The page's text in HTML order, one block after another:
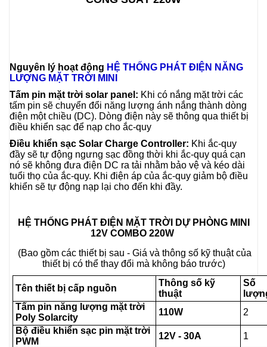
Nguyên lý hoạt động HỆ THỐNG PHÁT ĐIỆN NĂNG
LƯỢNG MẶT TRỜI MINI
Tấm pin mặt trời solar panel: Khi có nắng mặt trời các
tấm pin sẽ chuyển đổi năng lượng ánh nắng thành dòng
điện một chiều (DC). Dòng điện này sẽ thông qua thiết bị
điều khiển sạc để nạp cho ắc-quy
Điều khiển sạc Solar Charge Controller: Khi ắc-quy
đầy sẽ tự động ngưng sạc đồng thời khi ắc-quy quá cạn
nó sẽ không đưa điện DC ra tải nhằm bảo vệ và kéo dài
tuổi thọ của ắc-quy. Khi điện áp của ắc-quy giảm bộ điều
khiển sẽ tự động nạp lại cho đến khi đầy.
HỆ THỐNG PHÁT ĐIỆN MẶT TRỜI DỰ PHÒNG MINI
12V COMBO 220W
(Bao gồm các thiết bị sau - Giá và thông số kỹ thuật của
thiết bị có thể thay đổi mà không báo trước)
Tên thiết bị cấp nguồn
Thông số kỹ
thuật
Số
Tấm pin năng lượng mặt trời
Poly Solarcity
110W
2
Bộ điều khiển sạc pin mặt trời
PWM
12V - 30A
1